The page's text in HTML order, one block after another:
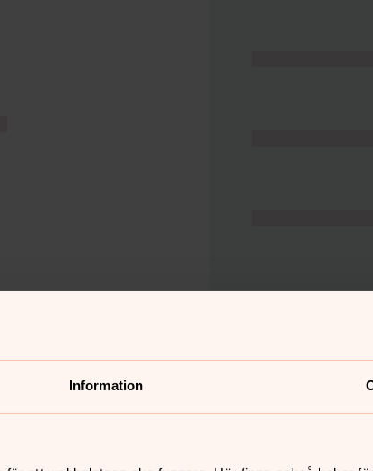
Information